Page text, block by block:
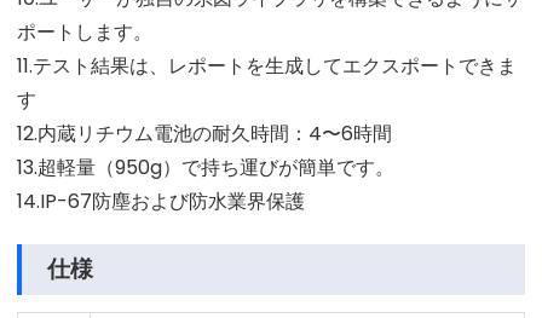
ポートします。
11.テスト結果は、レポートを生成してエクスポートできま
す
12.内蔵リチウム電池の耐久時間：4〜6時間
13.超軽量（950g）で持ち運びが簡単です。
14.IP-67防塵および防水業界保護
仕様